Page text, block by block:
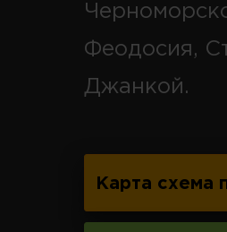
Феодосия,
Джанкой.
Карта схема